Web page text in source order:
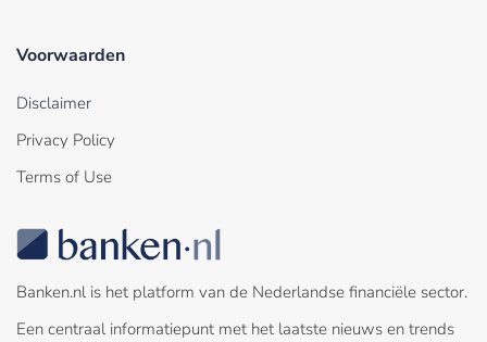
Voorwaarden
Disclaimer
Privacy Policy
Terms of Use
Banken.nl is het platform van de Nederlandse financiële sector.
Een centraal informatiepunt met het laatste nieuws en trends